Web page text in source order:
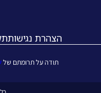
הצהרת נגישות
תודה על תרומתם של